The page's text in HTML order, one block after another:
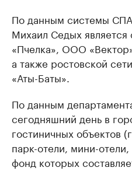
По данным системы
Михаил Седых является
«Пчелка», ООО
а также ростовской
«Аты-Баты».
По данным
сегодняшний день в
гостиничных объектов
парк-отели, мини-
фонд которых